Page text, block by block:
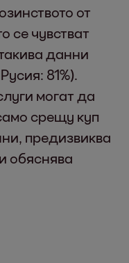
от
се чувстват
данни
81%).
могат да
срещу куп
предизвиква
обяснява